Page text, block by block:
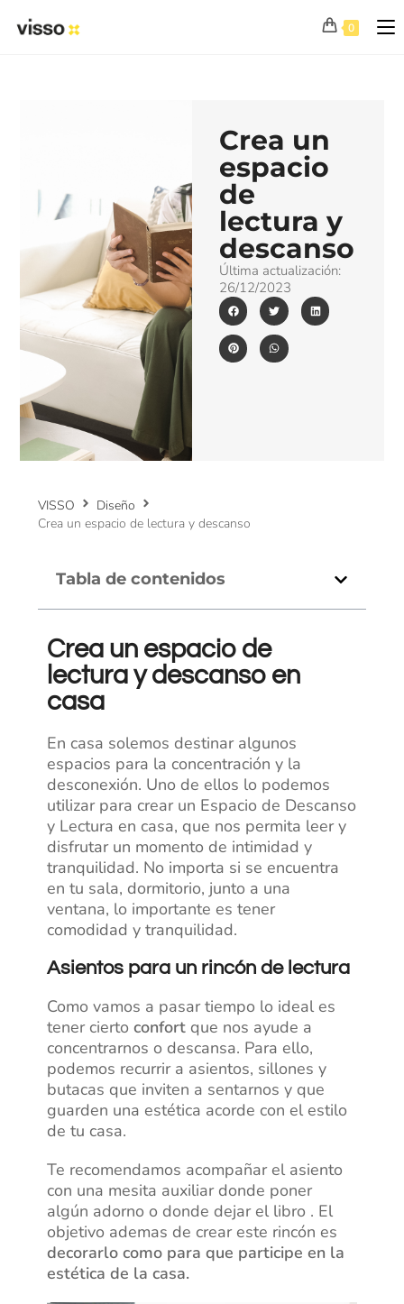
0
Crea un
espacio
de
lectura y
descanso
Última actualización:
26/12/2023
VISSO
Diseño
Crea un espacio de lectura y descanso
Tabla de contenidos
Crea un espacio de
lectura y descanso en
casa
En casa solemos destinar algunos
espacios para la concentración y la
desconexión. Uno de ellos lo podemos
utilizar para crear un Espacio de Descanso
y Lectura en casa, que nos permita leer y
disfrutar un momento de intimidad y
tranquilidad. No importa si se encuentra
en tu sala, dormitorio, junto a una
ventana, lo importante es tener
comodidad y tranquilidad.
Asientos para un rincón de lectura
Como vamos a pasar tiempo lo ideal es
tener cierto confort que nos ayude a
concentrarnos o descansa. Para ello,
podemos recurrir a asientos, sillones y
butacas que inviten a sentarnos y que
guarden una estética acorde con el estilo
de tu casa.
Te recomendamos acompañar el asiento
con una mesita auxiliar donde poner
algún adorno o donde dejar el libro . El
objetivo ademas de crear este rincón es
decorarlo como para que participe en la
estética de la casa.